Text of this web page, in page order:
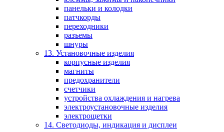
панельки и колодки
патчкорды
переходники
разъемы
шнуры
13. Установочные изделия
корпусные изделия
магниты
предохранители
счетчики
устройства охлаждения и нагрева
электроустановочные изделия
электрощетки
14. Светодиоды, индикация и дисплеи